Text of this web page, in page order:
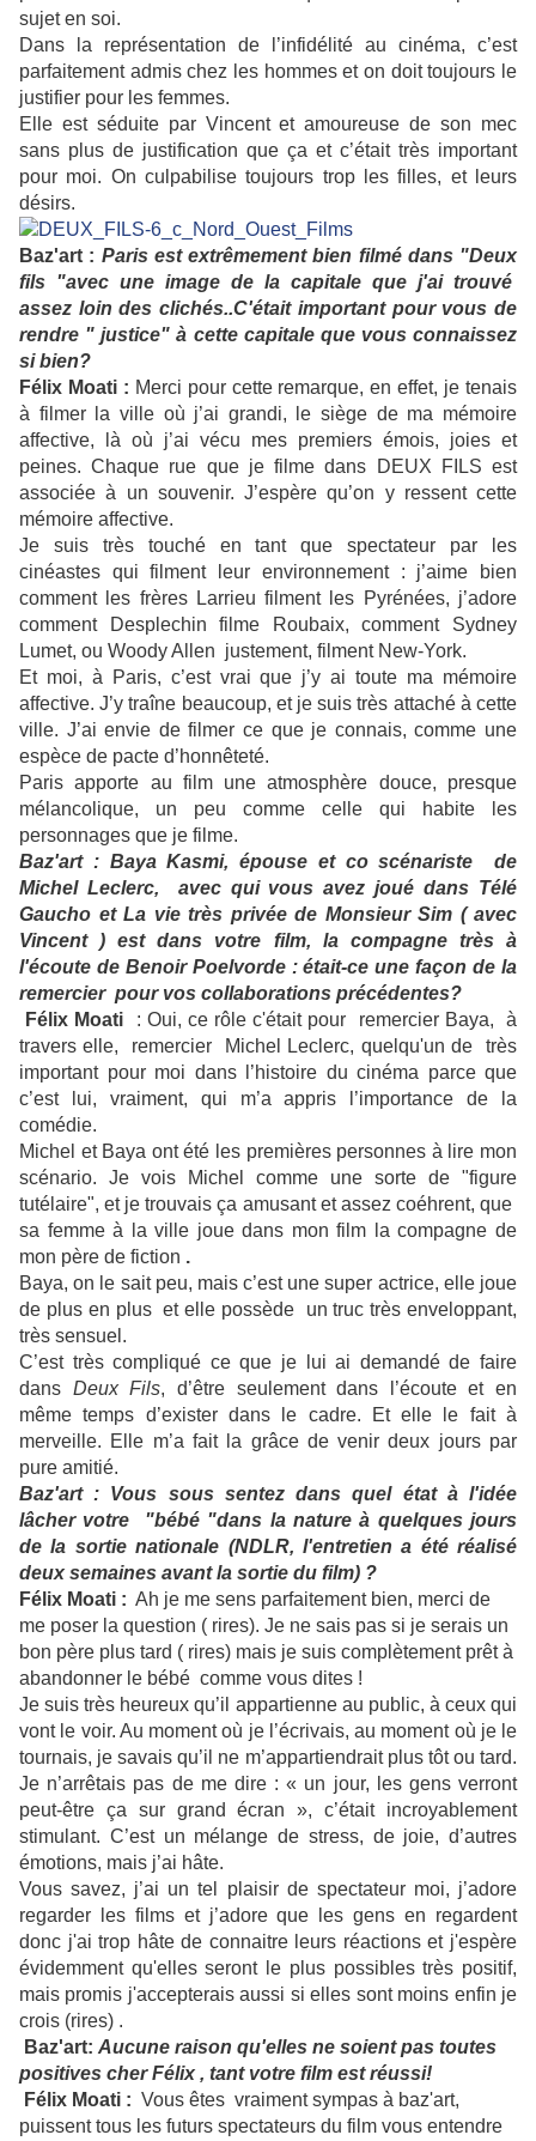
sujet en soi.
Dans la représentation de l’infidélité au cinéma, c’est
parfaitement admis chez les hommes et on doit toujours le
justifier pour les femmes.
Elle est séduite par Vincent et amoureuse de son mec
sans plus de justification que ça et c’était très important
pour moi. On culpabilise toujours trop les filles, et leurs
désirs.
Baz'art : Paris est extrêmement bien filmé dans "Deux
fils "avec une image de la capitale que j'ai trouvé
assez loin des clichés..C'était important pour vous de
rendre " justice" à cette capitale que vous connaissez
si bien?
Félix Moati : Merci pour cette remarque, en effet, je tenais
à filmer la ville où j’ai grandi, le siège de ma mémoire
affective, là où j’ai vécu mes premiers émois, joies et
peines. Chaque rue que je filme dans DEUX FILS est
associée à un souvenir. J’espère qu’on y ressent cette
mémoire affective.
Je suis très touché en tant que spectateur par les
cinéastes qui filment leur environnement : j’aime bien
comment les frères Larrieufilment les Pyrénées, j’adore
comment
Desplechinfilme Roubaix, commentSydney
Lumet, ou Woody Allen justement, filment New-York.
Et moi, à Paris, c’est vrai que j’y ai toute ma mémoire
affective. J’y traîne beaucoup, et je suis très attaché à cette
ville. J’ai envie de filmer ce que je connais, comme une
espèce de pacte d’honnêteté.
Paris apporte au film une atmosphère douce, presque
mélancolique, un peu comme celle qui habite les
personnages que je filme.
Baz'art : Baya Kasmi, épouse et co scénariste de
Michel Leclerc, avec qui vous avez joué dans Télé
Gaucho et La vie très privée de Monsieur Sim ( avec
Vincent ) est dans votre film, la compagne très à
l'écoute de Benoir Poelvorde : était-ce une façon de la
remercier pour vos collaborations précédentes?
Félix Moati
: Oui, ce rôle c'était pour remercier Baya, à
travers elle, remercier Michel Leclerc, quelqu'un de très
important pour moi dans l’histoire du cinéma parce que
c’est lui, vraiment, qui m’a appris l’importance de la
comédie.
Michel et Baya ont été les premières personnes à lire mon
scénario. Je vois Michel comme une sorte de "figure
tutélaire", et je trouvais ça amusant et assez coéhrent, que
sa femme à la ville joue dans mon film la compagne de
mon père de fiction .
Baya, on le sait peu, mais c’est une super actrice, elle joue
de plus en plus et elle possède un truc très enveloppant,
très sensuel.
C’est très compliqué ce que je lui ai demandé de faire
dans Deux Fils, d’être seulement dans l’écoute et en
même temps d’exister dans le cadre. Et elle le fait à
merveille. Elle m’a fait la grâce de venir deux jours par
pure amitié.
Baz'art : Vous sous sentez dans quel état à l'idée
lâcher votre "bébé "dans la nature à quelques jours
de la sortie nationale (NDLR, l'entretien a été réalisé
deux semaines avant la sortie du film) ?
Félix Moati : Ah je me sens parfaitement bien, merci de
me poser la question ( rires). Je ne sais pas si je serais un
bon père plus tard ( rires) mais je suis complètement prêt à
abandonner le bébé comme vous dites !
Je suis très heureux qu’il appartienne au public, à ceux qui
vont le voir. Au moment où je l’écrivais, au moment où je le
tournais, je savais qu’il ne m’appartiendrait plus tôt ou tard.
Je n’arrêtais pas de me dire : « un jour, les gens verront
peut-être ça sur grand écran », c’était incroyablement
stimulant. C’est un mélange de stress, de joie, d’autres
émotions, mais j’ai hâte.
Vous savez, j’ai un tel plaisir de spectateur moi, j’adore
regarder les films et j’adore que les gens en regardent
donc j'ai trop hâte de connaitre leurs réactions et j'espère
évidemment qu'elles seront le plus possibles très positif,
mais promis j'accepterais aussi si elles sont moins enfin je
crois (rires) .
Baz'art: Aucune raison qu'elles ne soient pas toutes
positives cher Félix , tant votre film est réussi!
Félix Moati : Vous êtes vraiment sympas à baz'art,
puissent tous les futurs spectateurs du film vous entendre